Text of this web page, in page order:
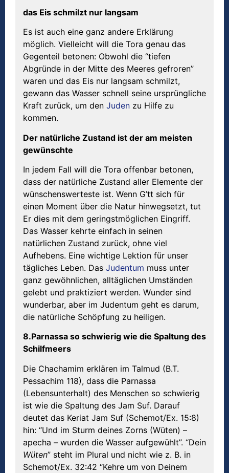
das Eis schmilzt nur langsam
Es ist auch eine ganz andere Erklärung
möglich. Vielleicht will die Tora genau das
Gegenteil betonen: Obwohl die “tiefen
Abgründe in der Mitte des Meeres gefroren”
waren und das Eis nur langsam schmilzt,
gewann das Wasser schnell seine ursprüngliche
Kraft zurück, um den Juden zu Hilfe zu
kommen.
Der natürliche Zustand ist der am meisten
gewünschte
In jedem Fall will die Tora offenbar betonen,
dass der natürliche Zustand aller Elemente der
wünschenswerteste ist. Wenn G’tt sich für
einen Moment über die Natur hinwegsetzt, tut
Er dies mit dem geringstmöglichen Eingriff.
Das Wasser kehrte einfach in seinen
natürlichen Zustand zurück, ohne viel
Aufhebens. Eine wichtige Lektion für unser
tägliches Leben. Das Judentum muss unter
ganz gewöhnlichen, alltäglichen Umständen
gelebt und praktiziert werden. Wunder sind
wunderbar, aber im Judentum geht es darum,
die natürliche Schöpfung zu heiligen.
8.Parnassa so schwierig wie die Spaltung des
Schilfmeers
Die Chachamim erklären im Talmud (B.T.
Pessachim 118), dass die Parnassa
(Lebensunterhalt) des Menschen so schwierig
ist wie die Spaltung des Jam Suf. Darauf
deutet das Keriat Jam Suf (Schemot/Ex. 15:8)
hin: “Und im Sturm deines Zorns (Wüten) –
apecha – wurden die Wasser aufgewühlt”. “Dein
Wüten” steht im Plural und nicht wie z. B. in
Schemot/Ex. 32:42 “Kehre um von Deinem